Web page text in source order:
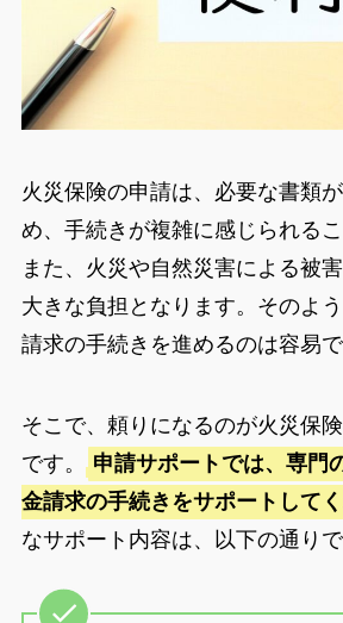
火災保険の申請は、必要な書類
め、手続きが複雑に感じられるこ
また、火災や自然災害による被
大きな負担となります。そのよ
請求の手続きを進めるのは容易で
そこで、頼りになるのが火災保
です。
申請サポートでは、専門
金請求の手続きをサポートしてく
なサポート内容は、以下の通りで